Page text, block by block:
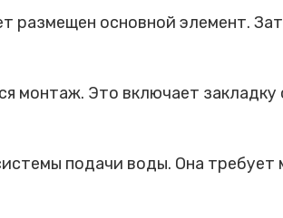
размещен основной элемент.
монтаж. Это включает закладку
подачи воды. Она требует